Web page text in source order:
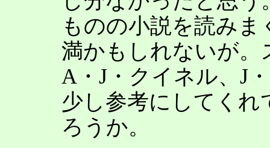
ものの小説を読み
満かもしれないが。
A・J・クイネル、J
少し参考にしてく
ろうか。